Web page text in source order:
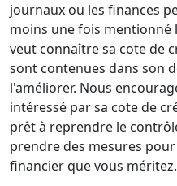
journaux ou les finances
moins une fois mentionné
veut connaître sa cote de
sont contenues dans son
l'améliorer. Nous
intéressé par sa cote de
prêt à reprendre le
prendre des mesures
financier que vous méritez.